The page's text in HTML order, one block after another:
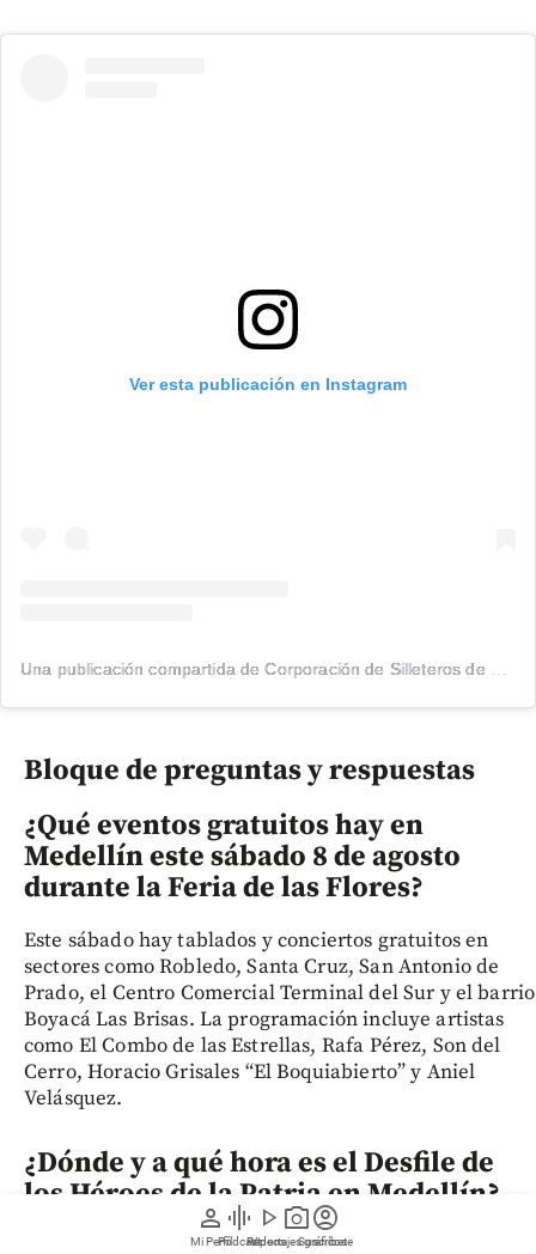
person
Mi Perfil
graphic_eq
Pódcast
play_arrow
Videos
photo_camera
Reportajes gráficos
account_circle
Suscríbete
Ver esta publicación en Instagram
Bloque de preguntas y respuestas
¿Qué eventos gratuitos hay en
Medellín este sábado 8 de agosto
durante la Feria de las Flores?
Este sábado hay tablados y conciertos gratuitos en
sectores como Robledo, Santa Cruz, San Antonio de
Prado, el Centro Comercial Terminal del Sur y el barrio
Boyacá Las Brisas. La programación incluye artistas
como El Combo de las Estrellas, Rafa Pérez, Son del
Cerro, Horacio Grisales “El Boquiabierto” y Aniel
Velásquez.
¿Dónde y a qué hora es el Desfile de
los Héroes de la Patria en Medellín?
El Desfile de los Héroes de la Patria comenzará a las